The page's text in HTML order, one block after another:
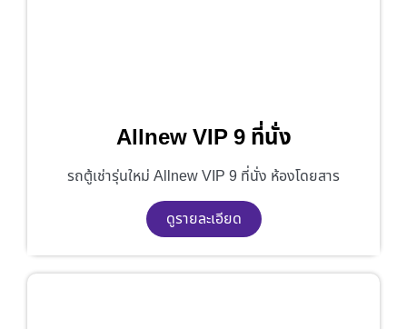
Allnew VIP 9 ที่นั่ง
รถตู้เช่ารุ่นใหม่ Allnew VIP 9 ที่นั่ง ห้องโดยสาร
ดูรายละเอียด